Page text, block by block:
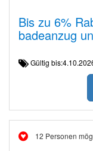
Bis zu 6%
badeanzug
Gültig
12 Personen